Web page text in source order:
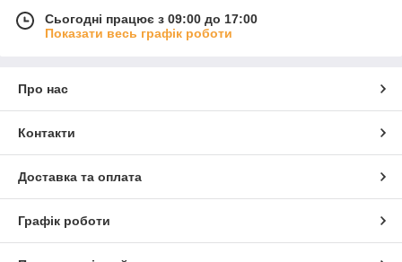
Сьогодні працює з 09:00 до 17:00
Показати весь графік роботи
Про нас
Контакти
Доставка та оплата
Графік роботи